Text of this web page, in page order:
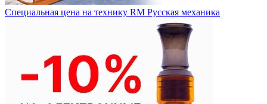
Специальная цена на технику RM Русская механика